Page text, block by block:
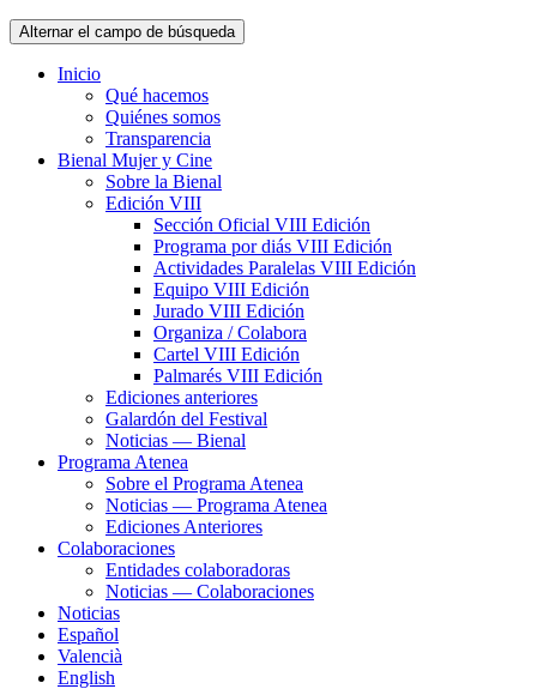
Alternar el campo de búsqueda
Inicio
Qué hacemos
Quiénes somos
Transparencia
Bienal Mujer y Cine
Sobre la Bienal
Edición VIII
Sección Oficial VIII Edición
Programa por diás VIII Edición
Actividades Paralelas VIII Edición
Equipo VIII Edición
Jurado VIII Edición
Organiza / Colabora
Cartel VIII Edición
Palmarés VIII Edición
Ediciones anteriores
Galardón del Festival
Noticias — Bienal
Programa Atenea
Sobre el Programa Atenea
Noticias — Programa Atenea
Ediciones Anteriores
Colaboraciones
Entidades colaboradoras
Noticias — Colaboraciones
Noticias
Español
Valencià
English